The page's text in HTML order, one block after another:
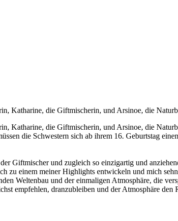
Katharine, die Giftmischerin, und Arsinoe, die
Katharine, die Giftmischerin, und Arsinoe, die
die Schwestern sich ab ihrem 16. Geburtstag
Giftmischer und zugleich so einzigartig und
einem meiner Highlights entwickeln und mich
Weltenbau und der einmaligen Atmosphäre, die
empfehlen, dranzubleiben und der Atmosphäre den